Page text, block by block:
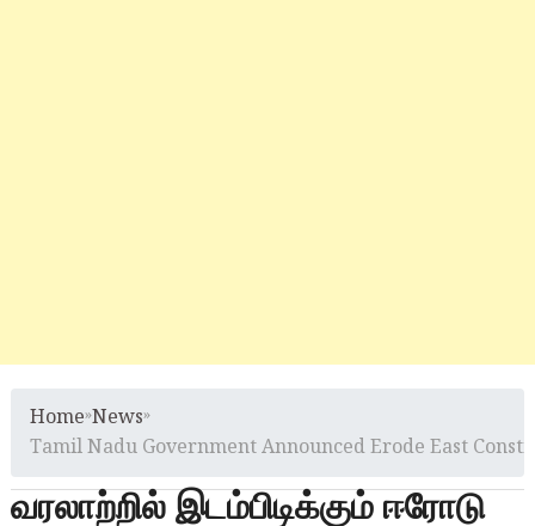
Home»News»
Tamil Nadu Government Announced Erode East
வரலாற்றில் இடம்பிடிக்கும் ஈரோடு